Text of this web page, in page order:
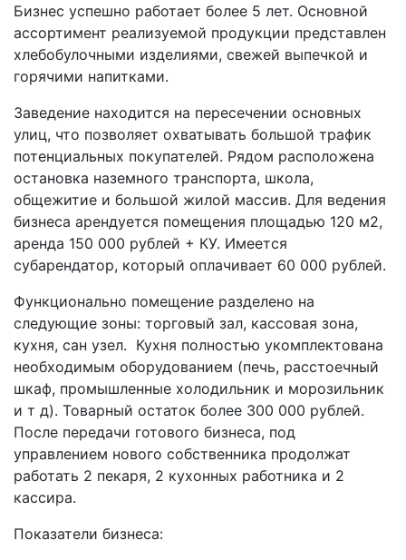
Бизнес успешно работает более 5 лет. Основной
ассортимент реализуемой продукции представлен
хлебобулочными изделиями, свежей выпечкой и
горячими напитками.
Заведение находится на пересечении основных
улиц, что позволяет охватывать большой трафик
потенциальных покупателей. Рядом расположена
остановка наземного транспорта, школа,
общежитие и большой жилой массив. Для ведения
бизнеса арендуется помещения площадью 120 м2,
аренда 150 000 рублей + КУ. Имеется
субарендатор, который оплачивает 60 000 рублей.
Функционально помещение разделено на
следующие зоны: торговый зал, кассовая зона,
кухня, сан узел. Кухня полностью укомплектована
необходимым оборудованием (печь, расстоечный
шкаф, промышленные холодильник и морозильник
и т д). Товарный остаток более 300 000 рублей.
После передачи готового бизнеса, под
управлением нового собственника продолжат
работать 2 пекаря, 2 кухонных работника и 2
кассира.
Показатели бизнеса: